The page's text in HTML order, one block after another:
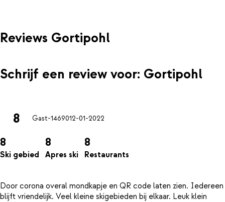
Reviews Gortipohl
Schrijf een review voor: Gortipohl
8 Gast-1469012-01-2022
8
Ski gebied
8
Apres ski
8
Restaurants
Door corona overal mondkapje en QR code laten zien. Iedereen
blijft vriendelijk. Veel kleine skigebieden bij elkaar. Leuk klein